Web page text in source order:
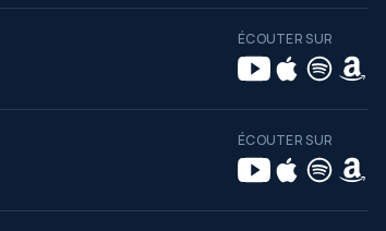
ÉCOUTER SUR
ÉCOUTER SUR